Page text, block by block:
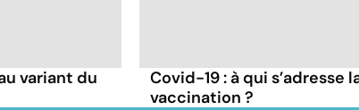
variant du
Covid-19 : à qui s’adresse
vaccination ?